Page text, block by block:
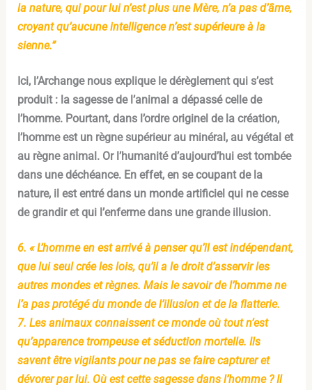
la nature, qui pour lui n’est plus une Mère, n’a pas d’âme,
croyant qu’aucune intelligence n’est supérieure à la
sienne.”
Ici, l’Archange nous explique le dérèglement qui s’est
produit : la sagesse de l’animal a dépassé celle de
l’homme. Pourtant, dans l’ordre originel de la création,
l’homme est un règne supérieur au minéral, au végétal et
au règne animal. Or l’humanité d’aujourd’hui est tombée
dans une déchéance. En effet, en se coupant de la
nature, il est entré dans un monde artificiel qui ne cesse
de grandir et qui l’enferme dans une grande illusion.
6. « L’homme en est arrivé à penser qu’il est indépendant,
que lui seul crée les lois, qu’il a le droit d’asservir les
autres mondes et règnes. Mais le savoir de l’homme ne
l’a pas protégé du monde de l’illusion et de la flatterie.
7. Les animaux connaissent ce monde où tout n’est
qu’apparence trompeuse et séduction mortelle. Ils
savent être vigilants pour ne pas se faire capturer et
dévorer par lui. Où est cette sagesse dans l’homme ? Il